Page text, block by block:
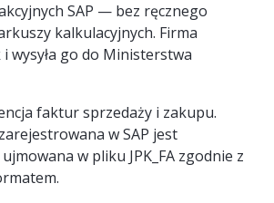
SAP — bez ręcznego
kalkulacyjnych. Firma
wysyła go do Ministerstwa
faktur sprzedaży i zakupu.
w SAP jest
w pliku JPK_FA zgodnie z